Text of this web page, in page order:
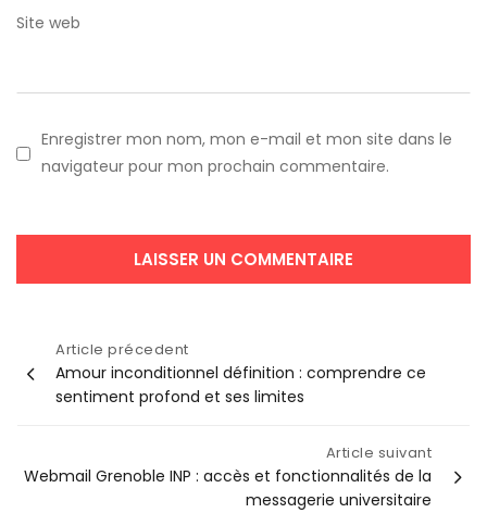
Site web
Enregistrer mon nom, mon e-mail et mon site dans le
navigateur pour mon prochain commentaire.
Navigation
l’article
Article précedent
Amour inconditionnel définition : comprendre ce
sentiment profond et ses limites
Article suivant
Webmail Grenoble INP : accès et fonctionnalités de la
messagerie universitaire